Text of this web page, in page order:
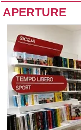
APERTURE